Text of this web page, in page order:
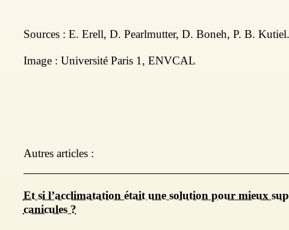
Sources : E. Erell, D. Pearlmutter, D. Boneh, P. B. Kutiel.
Image : Université Paris 1, ENVCAL
Autres articles :
Et si l’acclimatation était une solution pour mieux
canicules ?